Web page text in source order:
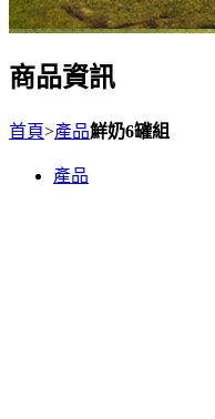
商品資訊
首頁>產品鮮奶6罐組
產品